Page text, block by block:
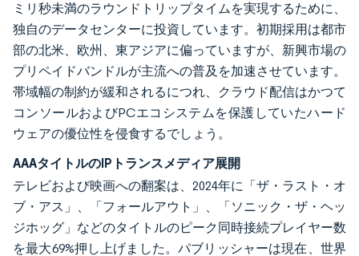
ミリ秒未満のラウンドトリップタイムを実現するために、
独自のデータセンターに投資しています。初期採用は都市
部の北米、欧州、東アジアに偏っていますが、新興市場の
プリペイドバンドルが主流への普及を加速させています。
帯域幅の制約が緩和されるにつれ、クラウド配信はかつて
コンソールおよびPCエコシステムを保護していたハード
ウェアの優位性を侵食するでしょう。
AAAタイトルのIPトランスメディア展開
テレビおよび映画への翻案は、2024年に「ザ・ラスト・オ
ブ・アス」、「フォールアウト」、「ソニック・ザ・ヘッ
ジホッグ」などのタイトルのピーク同時接続プレイヤー数
を最大69%押し上げました。パブリッシャーは現在、世界